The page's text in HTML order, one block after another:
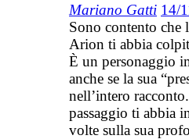
Mariano Gatti 14/
Sono contento che
Arion ti abbia
È un personaggio
anche se la sua
nell’intero
passaggio ti abbia
volte sulla sua